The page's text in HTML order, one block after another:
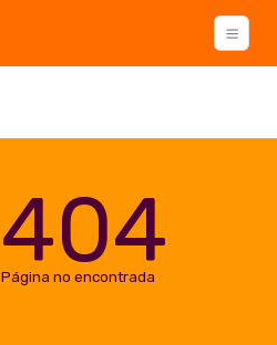
404
Página no encontrada